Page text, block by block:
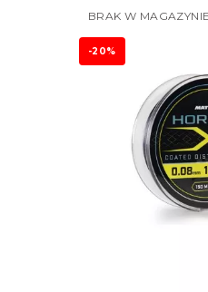
BRAK W MAGAZYNIE
-20%